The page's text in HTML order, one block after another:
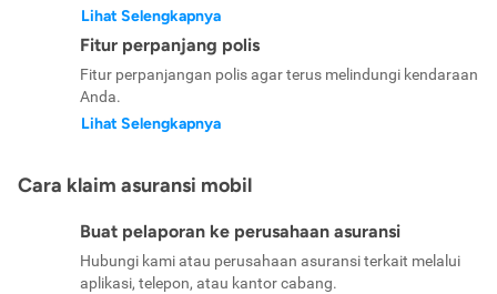
Lihat Selengkapnya
Fitur perpanjang polis
Fitur perpanjangan polis agar terus melindungi kendaraan
Anda.
Lihat Selengkapnya
Cara klaim asuransi mobil
Buat pelaporan ke perusahaan asuransi
Hubungi kami atau perusahaan asuransi terkait melalui
aplikasi, telepon, atau kantor cabang.